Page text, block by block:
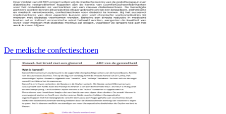
De medische confectieschoen